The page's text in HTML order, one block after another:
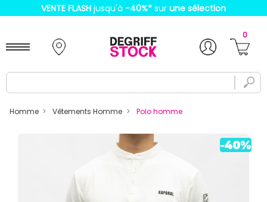
VENTE FLASH jusqu'à -40%* sur une sélection
0
Homme Vêtements Homme Polo homme